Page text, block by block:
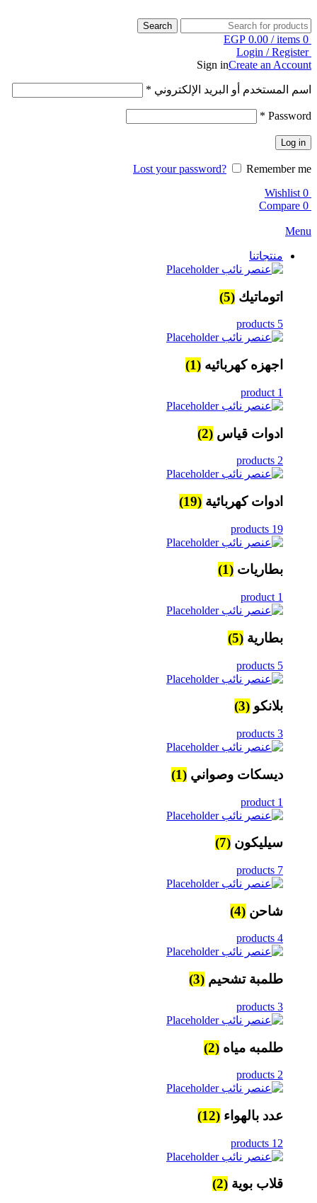
Search
0
items
/
EGP 0.00
Login / Register
Sign inCreate an Account
اسم المستخدم أو البريد الإلكتروني *
Password
*
Log in
Lost your password?
Remember me
0
Wishlist
0
Compare
Menu
منتجاتنا
اتوماتيك (5)
5 products
اجهزه كهربائيه (1)
1 product
ادوات قياس (2)
2 products
ادوات كهربائية (19)
19 products
بطاريات (1)
1 product
بطارية (5)
5 products
بلانكو (3)
3 products
ديسكات وصواني (1)
1 product
سيليكون (7)
7 products
شاحن (4)
4 products
طلمبة تشحيم (3)
3 products
طلمبه مياه (2)
2 products
عدد بالهواء (12)
12 products
قلاب بوية (2)